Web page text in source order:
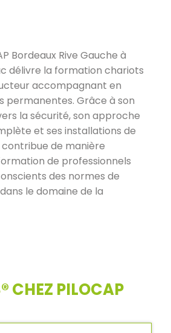
Bordeaux Rive Gauche à
délivre la formation chariots
accompagnant en
permanentes. Grâce à son
la sécurité, son approche
et ses installations de
de manière
de professionnels
des normes de
le domaine de la
CHEZ PILOCAP